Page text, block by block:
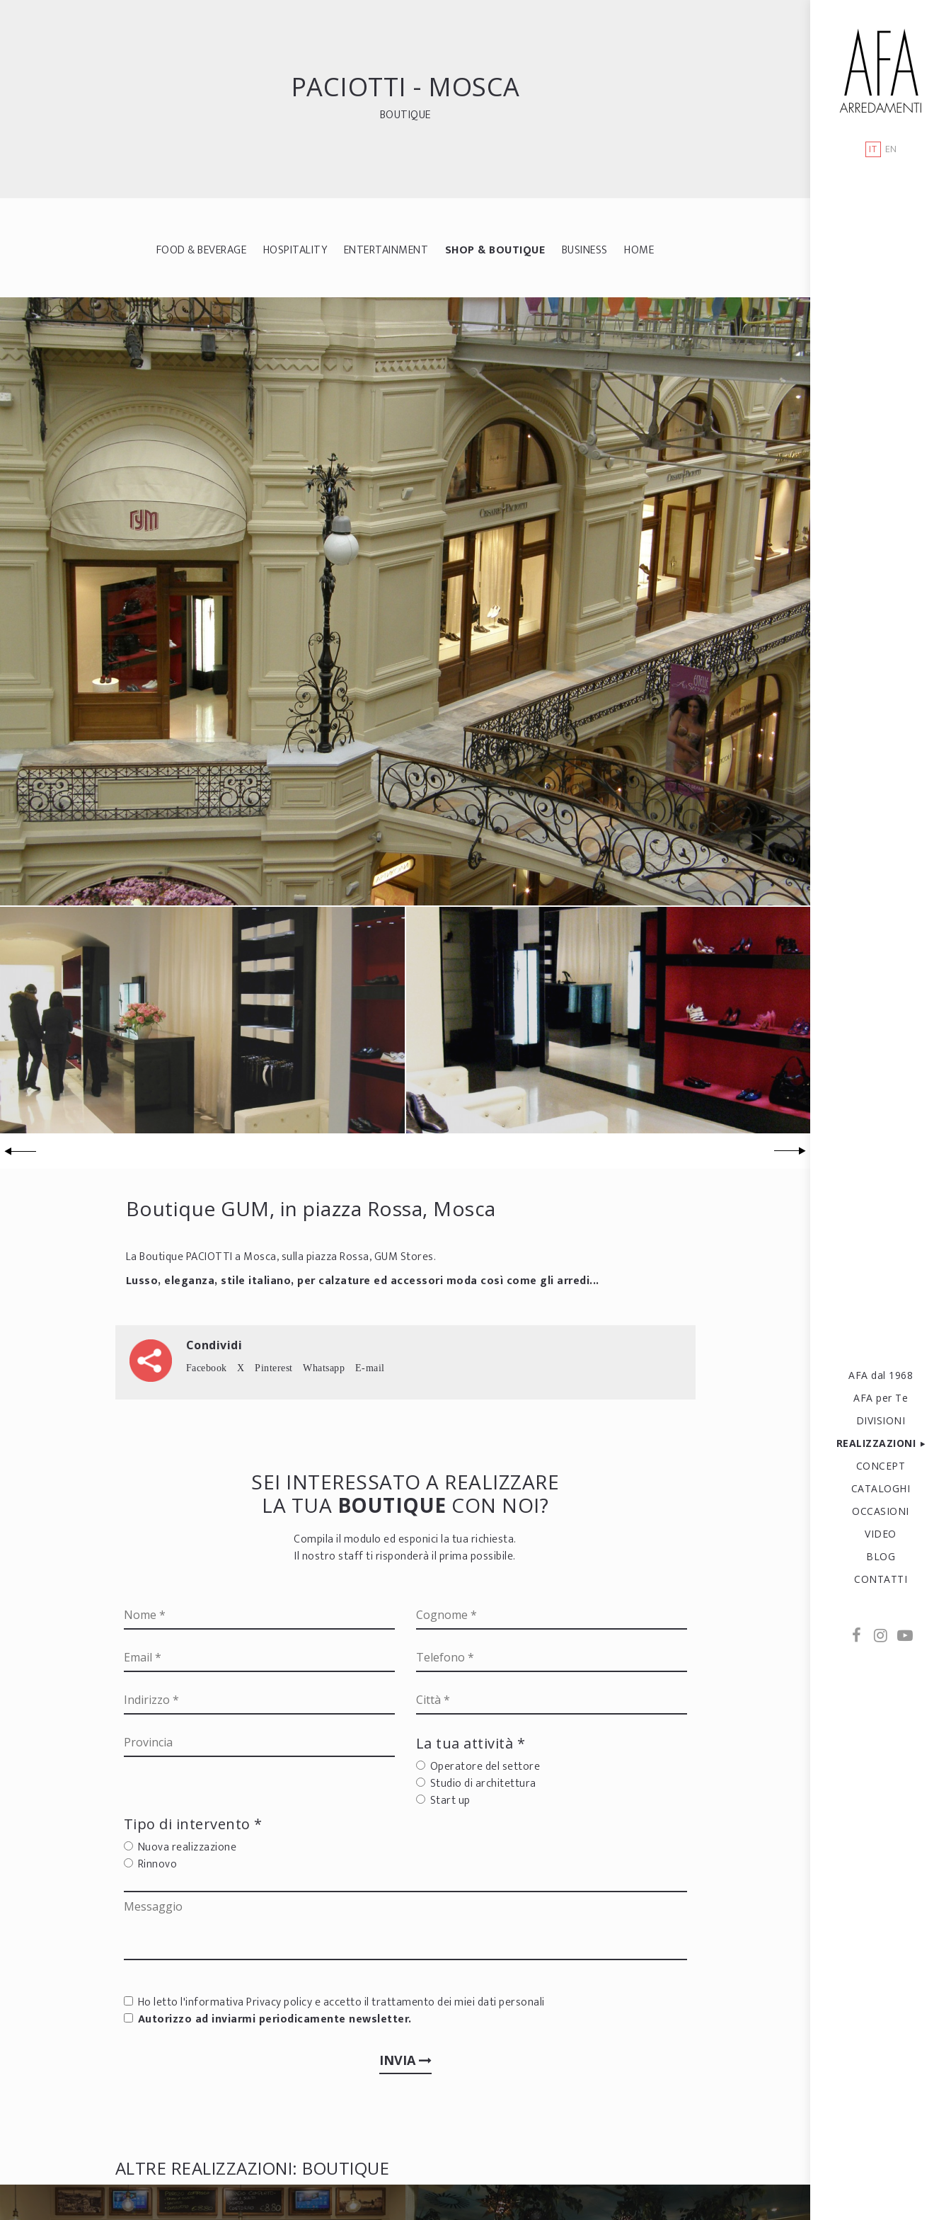
IT EN
AFA dal 1968
AFA per Te
DIVISIONI
REALIZZAZIONI
CONCEPT
CATALOGHI
OCCASIONI
VIDEO
BLOG
CONTATTI
PACIOTTI - MOSCA
BOUTIQUE
FOOD & BEVERAGE HOSPITALITY ENTERTAINMENT SHOP & BOUTIQUE BUSINESS HOME
Boutique GUM, in piazza Rossa, Mosca
La Boutique PACIOTTI a Mosca, sulla piazza Rossa, GUM Stores.
Lusso, eleganza, stile italiano, per calzature ed accessori moda così come gli arredi...
Condividi
Facebook X Pinterest Whatsapp E-mail
SEI INTERESSATO A REALIZZARE
LA TUA BOUTIQUE CON NOI?
Compila il modulo ed esponici la tua richiesta.
Il nostro staff ti risponderà il prima possibile.
La tua attività *
Operatore del settore
Studio di architettura
Start up
Tipo di intervento *
Nuova realizzazione
Rinnovo
Ho letto l'informativaPrivacy policye accetto il trattamento dei miei dati personali
Autorizzo ad inviarmi periodicamente newsletter.
INVIA
ALTRE REALIZZAZIONI: BOUTIQUE